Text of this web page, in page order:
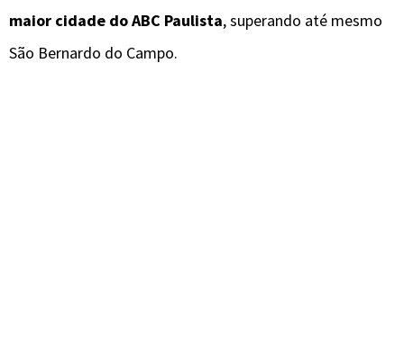
maior cidade do ABC Paulista, superando até mesmo
São Bernardo do Campo.